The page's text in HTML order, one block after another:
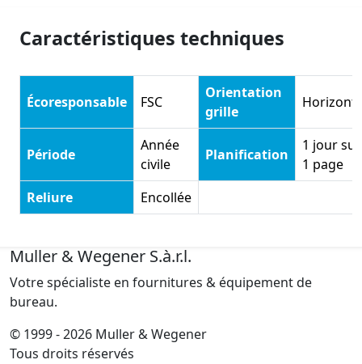
Caractéristiques techniques
Écoresponsable FSC
Orientation
grille
Période
Année
civile
Planification
1 jour sur
1 page
Reliure
Encollée
Muller & Wegener S.à.r.l.
Votre spécialiste en fournitures & équipement de
bureau.
© 1999 - 2026 Muller & Wegener
Tous droits réservés